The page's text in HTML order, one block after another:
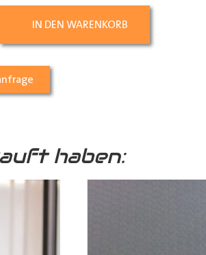
IN DEN WARENKORB
haben: